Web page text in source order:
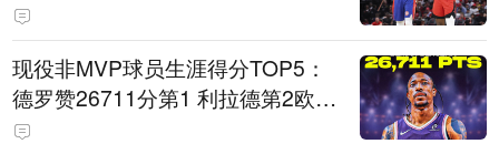
现役非MVP球员生涯得分TOP5：
德罗赞26711分第1 利拉德第2欧文
第5